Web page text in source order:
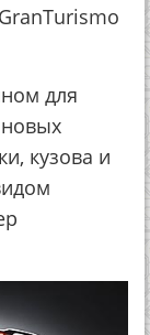
для
кузова и